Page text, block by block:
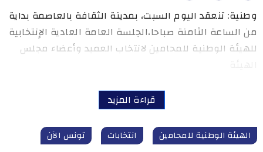
وطنية: تنعقد اليوم السبت، بمدينة الثقافة بالعاصمة بداية
من الساعة الثامنة صباحا،الجلسة العامة العادية الإنتخابية
للهيئة الوطنية للمحامين لانتخاب العميد وأعضاء مجلس
قراءة المزيد
الهيئة الوطنية للمحامين انتخابات
تونس الآن